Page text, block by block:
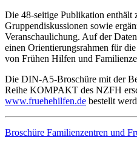
Die 48-seitige Publikation enthält
Gruppendiskussionen sowie
Veranschaulichung. Auf der
einen Orientierungsrahmen für
von Frühen Hilfen und
Die DIN-A5-Broschüre mit der
Reihe KOMPAKT des NZFH
www.fruehehilfen.de bestellt
Broschüre Familienzentren und